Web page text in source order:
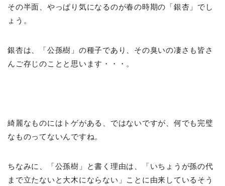
その半面、やっぱり気になるのが春の時期の「銀杏」でし
ょう。
銀杏は、「公孫樹」の種子であり、その臭いの凄さも皆さ
んご存じのことと思います・・・。
綺麗なものにはトゲがある、ではないですが、何でも完璧
なものってないんですね。
ちなみに、「公孫樹」と書く理由は、「いちょうが孫の代
まで立たないと大木にならない」ことに由来しているそう